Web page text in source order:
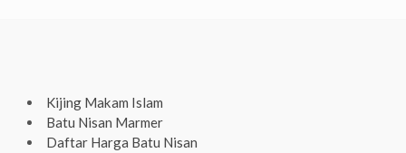
Kijing Makam Islam
Batu Nisan Marmer
Daftar Harga Batu Nisan